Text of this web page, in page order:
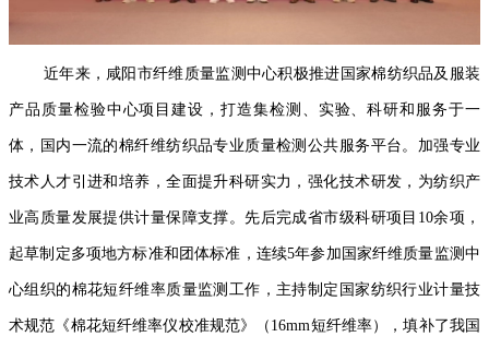
近年来，咸阳市纤维质量监测中心积极推进国家棉纺织品及服装
产品质量检验中心项目建设，打造集检测、实验、科研和服务于一
体，国内一流的棉纤维纺织品专业质量检测公共服务平台。加强专业
技术人才引进和培养，全面提升科研实力，强化技术研发，为纺织产
业高质量发展提供计量保障支撑。先后完成省市级科研项目10余项，
起草制定多项地方标准和团体标准，连续5年参加国家纤维质量监测中
心组织的棉花短纤维率质量监测工作，主持制定国家纺织行业计量技
术规范《棉花短纤维率仪校准规范》（16mm短纤维率），填补了我国